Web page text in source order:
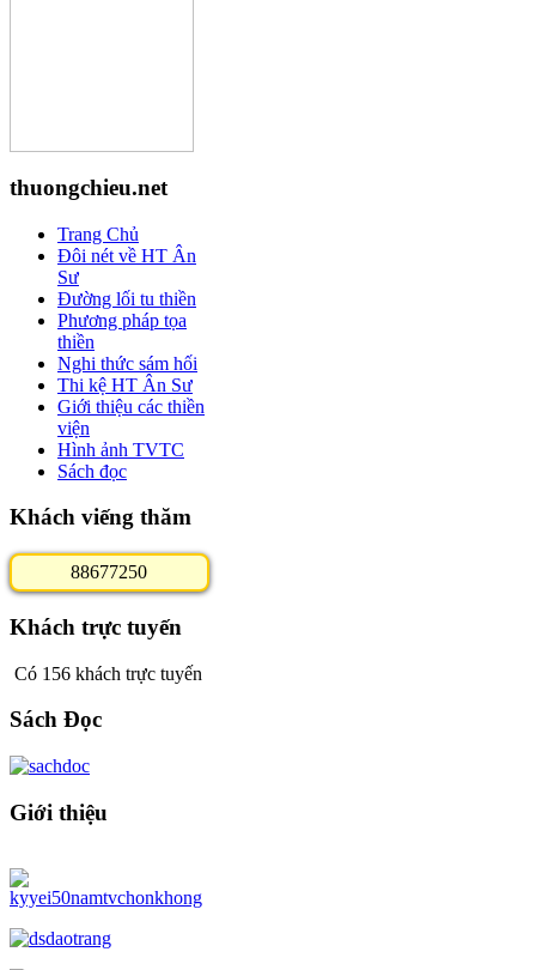
thuongchieu.net
Trang Chủ
Đôi nét về HT Ân
Sư
Đường lối tu thiền
Phương pháp tọa
thiền
Nghi thức sám hối
Thi kệ HT Ân Sư
Giới thiệu các thiền
viện
Hình ảnh TVTC
Sách đọc
Khách viếng thăm
88677250
Khách trực tuyến
Có 156 khách trực tuyến
Sách Đọc
Giới thiệu